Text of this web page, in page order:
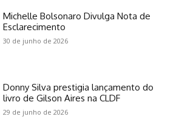
Michelle Bolsonaro Divulga Nota de
Esclarecimento
30 de junho de 2026
Donny Silva prestigia lançamento do
livro de Gilson Aires na CLDF
29 de junho de 2026